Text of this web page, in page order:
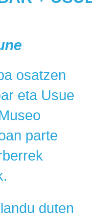
osatzen
eta Usue
parte
duten